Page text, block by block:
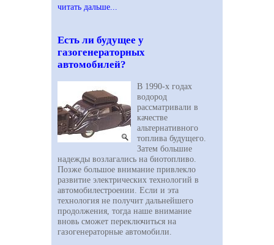
читать дальше...
Есть ли будущее у
газогенераторных
автомобилей?
В 1990-х годах
водород
рассматривали в
качестве
альтернативного
топлива будущего.
Затем большие
надежды возлагались на биотопливо.
Позже большое внимание привлекло
развитие электрических технологий в
автомобилестроении. Если и эта
технология не получит дальнейшего
продолжения, тогда наше внимание
вновь сможет переключиться на
газогенераторные автомобили.